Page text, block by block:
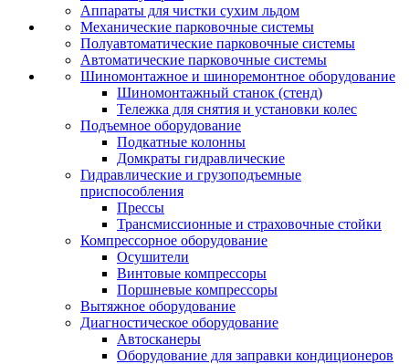
Аппараты для чистки сухим льдом
Механические парковочные системы
Полуавтоматические парковочные системы
Автоматические парковочные системы
Шиномонтажное и шиноремонтное оборудование
Шиномонтажный станок (стенд)
Тележка для снятия и установки колес
Подъемное оборудование
Подкатные колонны
Домкраты гидравлические
Гидравлические и грузоподъемные
приспособления
Прессы
Трансмиссионные и страховочные стойки
Компрессорное оборудование
Осушители
Винтовые компрессоры
Поршневые компрессоры
Вытяжное оборудование
Диагностическое оборудование
Автосканеры
Оборудование для заправки кондиционеров